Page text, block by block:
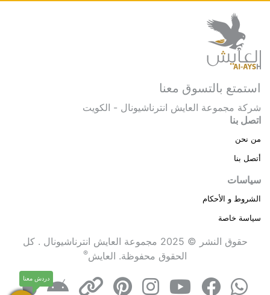
استمتع بالتسوق معنا
شركة مجموعة العايش انترناشيونال - الكويت
اتصل بنا
من نحن
أتصل بنا
سياسات
الشروط و الأحكام
سياسة خاصة
حقوق النشر © 2025 مجموعة العايش انترناشيونال . كل
الحقوق محفوظة. العايش®
دردش معنا